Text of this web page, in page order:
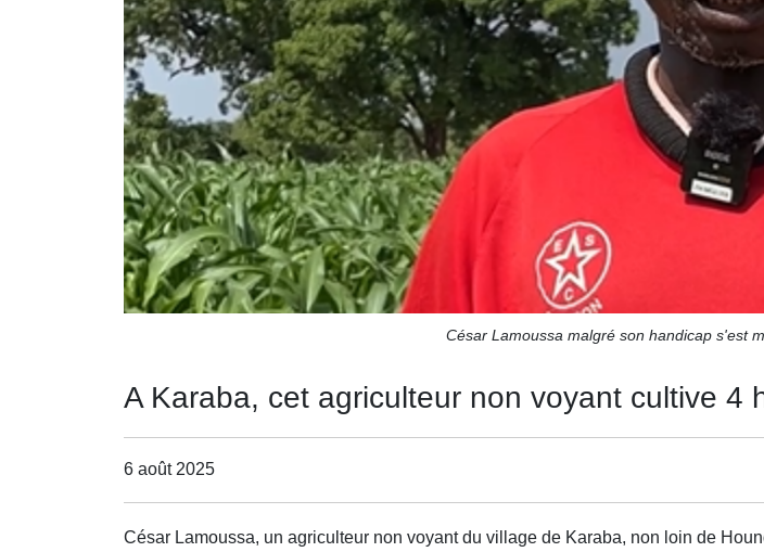
César Lamoussa malgré son handicap s'est
A Karaba, cet agriculteur non voyant cultive 4
6 août 2025
César Lamoussa, un agriculteur non voyant du village de Karaba, non loin de